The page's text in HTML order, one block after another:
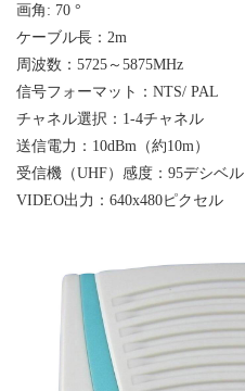
画角: 70 °
ケーブル長 ： 2m
周波数 ： 5725 ～ 5875MHz
信号フォーマット ： NTS/ PAL
チャネル選択 ： 1-4チャネル
送信電力 ： 10dBm（約10m）
受信機（UHF）感度 ： 95デシベル
VIDEO出力 ： 640x480ピクセル